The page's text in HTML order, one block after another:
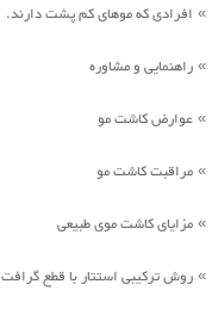
» افرادی که موهای کم پشت دارند.
» راهنمایی و مشاوره
» عوارض کاشت مو
» مراقبت کاشت مو
» مزایای کاشت موی طبیعی
» روش ترکیبی استتار با قطع گرافت